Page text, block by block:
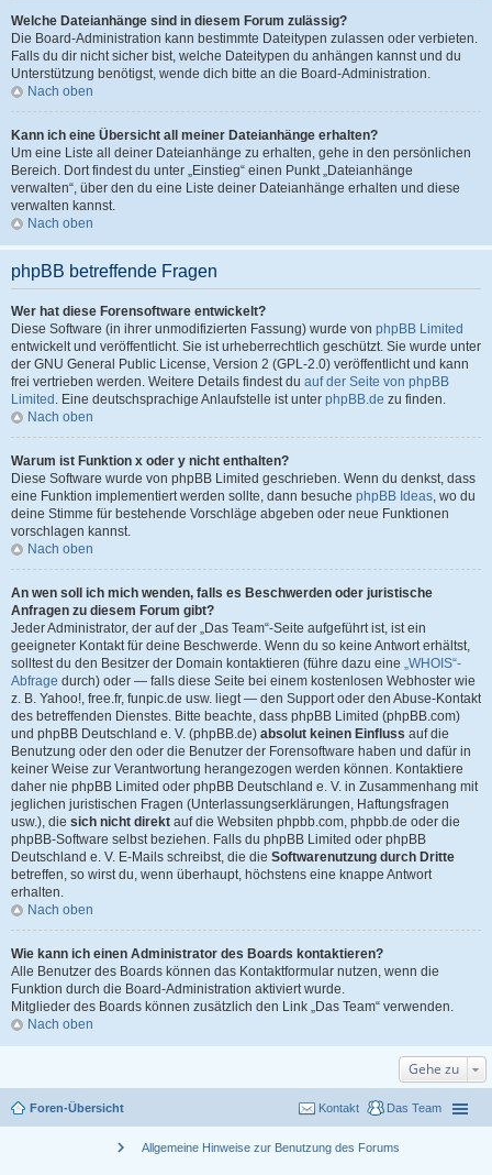
Welche Dateianhänge sind in diesem Forum zulässig?
Die Board-Administration kann bestimmte Dateitypen zulassen oder verbieten.
Falls du dir nicht sicher bist, welche Dateitypen du anhängen kannst und du
Unterstützung benötigst, wende dich bitte an die Board-Administration.
Nach oben
Kann ich eine Übersicht all meiner Dateianhänge erhalten?
Um eine Liste all deiner Dateianhänge zu erhalten, gehe in den persönlichen
Bereich. Dort findest du unter „Einstieg“ einen Punkt „Dateianhänge
verwalten“, über den du eine Liste deiner Dateianhänge erhalten und diese
verwalten kannst.
Nach oben
phpBB betreffende Fragen
Wer hat diese Forensoftware entwickelt?
Diese Software (in ihrer unmodifizierten Fassung) wurde von phpBB Limited
entwickelt und veröffentlicht. Sie ist urheberrechtlich geschützt. Sie wurde unter
der GNU General Public License, Version 2 (GPL-2.0) veröffentlicht und kann
frei vertrieben werden. Weitere Details findest du auf der Seite von phpBB
Limited . Eine deutschsprachige Anlaufstelle ist unter phpBB.de zu finden.
Nach oben
Warum ist Funktion x oder y nicht enthalten?
Diese Software wurde von phpBB Limited geschrieben. Wenn du denkst, dass
eine Funktion implementiert werden sollte, dann besuche phpBB Ideas, wo du
deine Stimme für bestehende Vorschläge abgeben oder neue Funktionen
vorschlagen kannst.
Nach oben
An wen soll ich mich wenden, falls es Beschwerden oder juristische
Anfragen zu diesem Forum gibt?
Jeder Administrator, der auf der „Das Team“-Seite aufgeführt ist, ist ein
geeigneter Kontakt für deine Beschwerde. Wenn du so keine Antwort erhältst,
solltest du den Besitzer der Domain kontaktieren (führe dazu eine „WHOIS“-
Abfrage durch) oder — falls diese Seite bei einem kostenlosen Webhoster wie
z. B. Yahoo!, free.fr, funpic.de usw. liegt — den Support oder den Abuse-Kontakt
des betreffenden Dienstes. Bitte beachte, dass phpBB Limited (phpBB.com)
und phpBB Deutschland e. V. (phpBB.de) absolut keinen Einfluss auf die
Benutzung oder den oder die Benutzer der Forensoftware haben und dafür in
keiner Weise zur Verantwortung herangezogen werden können. Kontaktiere
daher nie phpBB Limited oder phpBB Deutschland e. V. in Zusammenhang mit
jeglichen juristischen Fragen (Unterlassungserklärungen, Haftungsfragen
usw.), die sich nicht direkt auf die Websiten phpbb.com, phpbb.de oder die
phpBB-Software selbst beziehen. Falls du phpBB Limited oder phpBB
Deutschland e. V. E-Mails schreibst, die die Softwarenutzung durch Dritte
betreffen, so wirst du, wenn überhaupt, höchstens eine knappe Antwort
erhalten.
Nach oben
Wie kann ich einen Administrator des Boards kontaktieren?
Alle Benutzer des Boards können das Kontaktformular nutzen, wenn die
Funktion durch die Board-Administration aktiviert wurde.
Mitglieder des Boards können zusätzlich den Link „Das Team“ verwenden.
Nach oben
Gehe zu
Foren-Übersicht Das Team
Kontakt
chevron_right Allgemeine Hinweise zur Benutzung des Forums